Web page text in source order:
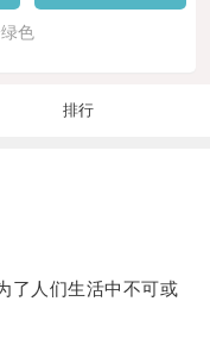
色
排行
人们生活中不可或